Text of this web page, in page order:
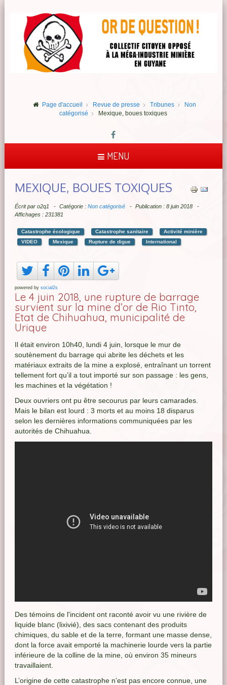
Page d'accueil Revue de presse Tribunes
Non
catégorisé
Mexique, boues toxiques
MENU
MEXIQUE, BOUES TOXIQUES
Écrit par o2q1 Catégorie : Non catégorisé
Publication : 8 juin 2018
Affichages : 231381
Catastrophe écologique Catastrophe sanitaire
Activité minière
VIDEO
Mexique Rupture de digue International
powered by social2s
Le 4 juin 2018, une rupture de barrage
survient sur la mine d’or de Rio Tinto,
Etat de Chihuahua, municipalité de
Urique
Il était environ 10h40, lundi 4 juin, lorsque le mur de
soutènement du barrage qui abrite les déchets et les
matériaux extraits de la mine a explosé, entraînant un torrent
tellement fort qu’il a tout importé sur son passage : les gens,
les machines et la végétation !
Deux ouvriers ont pu être secourus par leurs camarades.
Mais le bilan est lourd : 3 morts et au moins 18 disparus
selon les dernières informations communiquées par les
autorités de Chihuahua.
Des témoins de l'incident ont raconté avoir vu une rivière de
liquide blanc (lixivié), des sacs contenant des produits
chimiques, du sable et de la terre, formant une masse dense,
dont la force avait emporté la machinerie lourde vers la partie
inférieure de la colline de la mine, où environ 35 mineurs
travaillaient.
L’origine de cette catastrophe n’est pas encore connue, une